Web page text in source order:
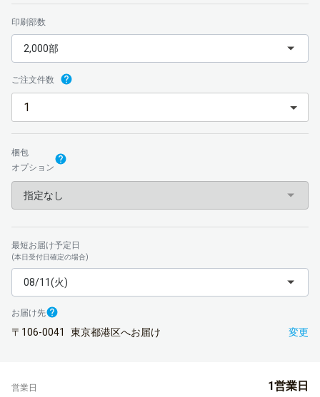
印刷部数
2,000部
ご注文件数
梱包
オプション
指定なし
最短お届け予定日
(本日受付日確定の場合)
08/11(火)
お届け先
〒106-0041 東京都港区へお届け 変更
営業日 1営業日